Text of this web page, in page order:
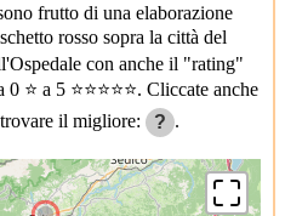
frutto di una elaborazione
rosso sopra la città del
con anche il "rating"
⭐ a 5 ⭐⭐⭐⭐⭐. Cliccate anche
il migliore:
?